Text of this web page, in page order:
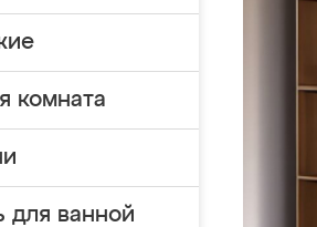
комната
для ванной